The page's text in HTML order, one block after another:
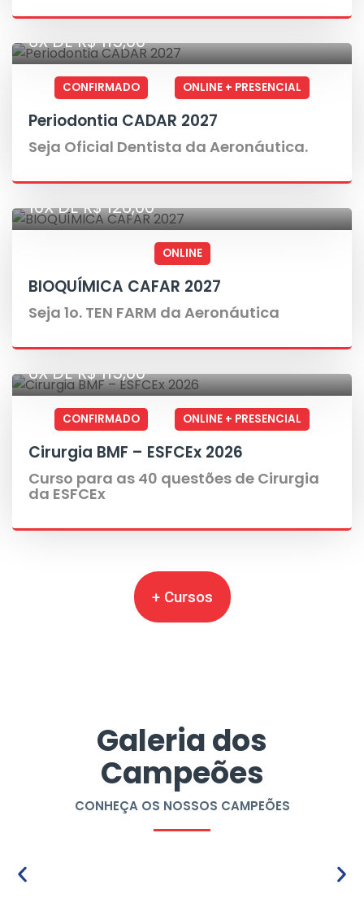
6X DE R$ 115,00
CONFIRMADO ONLINE + PRESENCIAL
Periodontia CADAR 2027
Seja Oficial Dentista da Aeronáutica.
10X DE R$ 126,00
ONLINE
BIOQUÍMICA CAFAR 2027
Seja 1o. TEN FARM da Aeronáutica
6X DE R$ 115,00
CONFIRMADO ONLINE + PRESENCIAL
Cirurgia BMF – ESFCEx 2026
Curso para as 40 questões de Cirurgia
da ESFCEx
+ Cursos
Galeria dos
Campeões
CONHEÇA OS NOSSOS CAMPEÕES